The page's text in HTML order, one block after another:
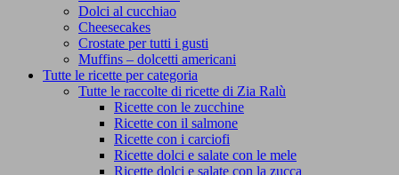
Dolci al cucchiao
Cheesecakes
Crostate per tutti i gusti
Muffins – dolcetti americani
Tutte le ricette per categoria
Tutte le raccolte di ricette di Zia Ralù
Ricette con le zucchine
Ricette con il salmone
Ricette con i carciofi
Ricette dolci e salate con le mele
Ricette dolci e salate con la zucca